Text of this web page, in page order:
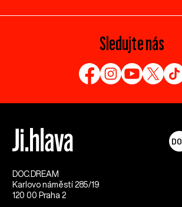
Sledujte nás
DOC.DREAM​
Karlovo náměstí 285/19
120 00 Praha 2